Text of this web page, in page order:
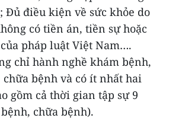
Đủ điều kiện về sức khỏe do
có tiền án, tiền sự hoặc
pháp luật Việt Nam….
chỉ hành nghề khám bệnh,
bệnh và có ít nhất hai
gồm cả thời gian tập sự 9
chữa bệnh).